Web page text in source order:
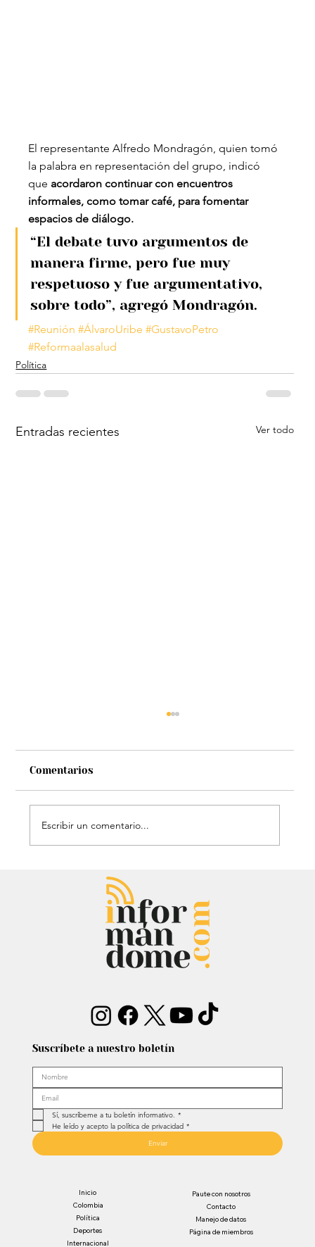
El representante Alfredo Mondragón, quien tomó
la palabra en representación del grupo, indicó
que acordaron continuar con encuentros
informales, como tomar café, para fomentar
espacios de diálogo.
“El debate tuvo argumentos de
manera firme, pero fue muy
respetuoso y fue argumentativo,
sobre todo”, agregó Mondragón.
#Reunión #ÁlvaroUribe #GustavoPetro
#Reformaalasalud
Política
Entradas recientes Ver todo
Mauricio Lizcano apuesta por la
ciencia: Anuncia a investigador del
Atlántico como fórmula
vicepresidencial
Comentarios
Escribir un comentario...
Suscríbete a nuestro boletín
Sí, suscríbeme a tu boletín informativo. *
He leído y acepto la política de privacidad *
Enviar
Inicio
Colombia
Política
Deportes
Internacional
Paute con nosotros
Contacto
Manejo de datos
Página de miembros